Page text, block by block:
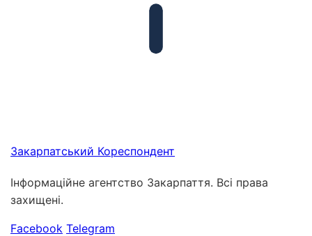
Закарпатський Кореспондент
Інформаційне агентство Закарпаття. Всі права
захищені.
Facebook Telegram